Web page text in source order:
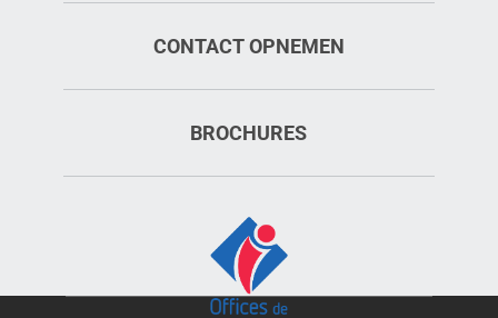
CONTACT OPNEMEN
BROCHURES